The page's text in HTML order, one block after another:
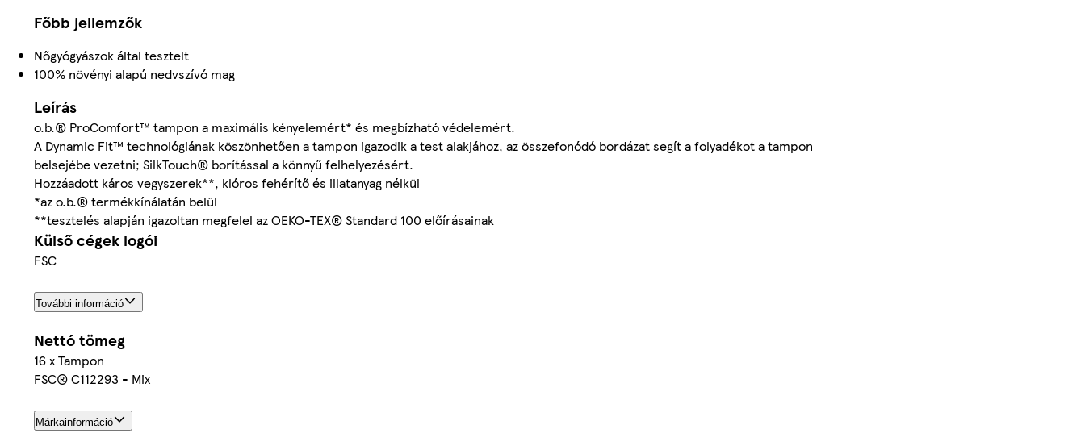
Főbb jellemzők
Nőgyógyászok által tesztelt
100% növényi alapú nedvszívó mag
Leírás
o.b.® ProComfort™ tampon a maximális kényelemért* és megbízható védelemért.
A Dynamic Fit™ technológiának köszönhetően a tampon igazodik a test alakjához, az összefonódó bordázat segít a folyadékot a tampon
belsejébe vezetni; SilkTouch® borítással a könnyű felhelyezésért.
Hozzáadott káros vegyszerek**, klóros fehérítő és illatanyag nélkül
*az o.b.® termékkínálatán belül
**tesztelés alapján igazoltan megfelel az OEKO-TEX® Standard 100 előírásainak
Külső cégek logói
FSC
További információ
Nettó tömeg
16 x Tampon
FSC® C112293 - Mix
Márkainformáció